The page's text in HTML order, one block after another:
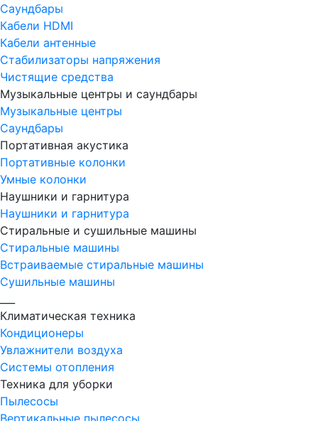
Саундбары
Кабели HDMI
Кабели антенные
Стабилизаторы напряжения
Чистящие средства
Музыкальные центры и саундбары
Музыкальные центры
Саундбары
Портативная акустика
Портативные колонки
Умные колонки
Наушники и гарнитура
Наушники и гарнитура
Стиральные и сушильные машины
Стиральные машины
Встраиваемые стиральные машины
Сушильные машины
Климатическая техника
Кондиционеры
Увлажнители воздуха
Системы отопления
Техника для уборки
Пылесосы